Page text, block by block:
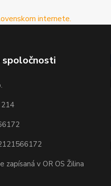
spoločnosti
214
zapísaná v OR OS Žilina